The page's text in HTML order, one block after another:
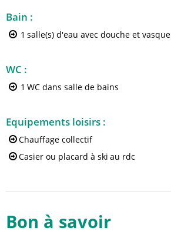
Bain :
1 salle(s) d'eau avec douche et vasque
WC :
1 WC dans salle de bains
Equipements loisirs :
Chauffage collectif
Casier ou placard à ski au rdc
Bon à savoir